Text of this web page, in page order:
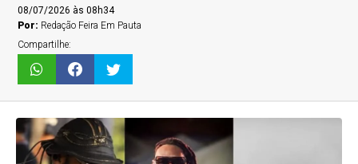
08/07/2026 às 08h34
Por: Redação Feira Em Pauta
Compartilhe: